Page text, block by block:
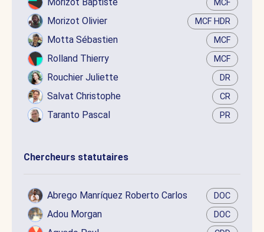
MCF
Morizot Olivier MCF HDR
Motta Sébastien MCF
Rolland Thierry MCF
Rouchier Juliette DR
Salvat Christophe CR
Taranto Pascal PR
Chercheurs statutaires
Abrego Manríquez Roberto Carlos DOC
Adou Morgan DOC